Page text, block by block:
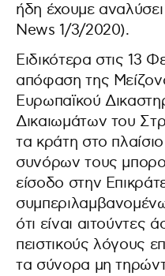
ήδη έχουμε αναλύσει
News 1/3/2020).
Ειδικότερα στις 13
απόφαση της
Ευρωπαϊκού
Δικαιωμάτων του
τα κράτη στο
συνόρων τους
είσοδο στην
ότι είναι αιτούντες
πειστικούς λόγους
τα σύνορα μη